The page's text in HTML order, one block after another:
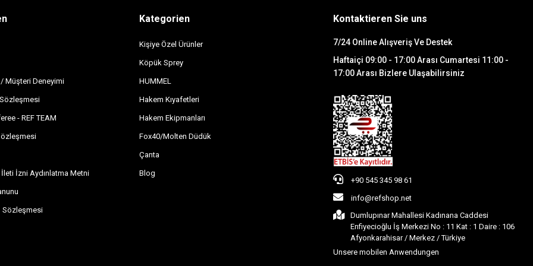
/ Müşteri Deneyimi
- REF TEAM
İzni Aydınlatma Metni
Sözleşmesi
Kategorien
Kişiye Özel Ürünler
Köpük Sprey
HUMMEL
Hakem Kıyafetleri
Hakem Ekipmanları
Fox40/Molten Düdük
Çanta
Blog
Kontaktieren Sie uns
7/24 Online Alışveriş Ve Destek
Haftaiçi 09:00 - 17:00 Arası Cumartesi 11:00 -
17:00 Arası Bizlere Ulaşabilirsiniz
+90 545 345 98 61
info@refshop.net
Dumlupınar Mahallesi Kadınana Caddesi
Enfiyecioğlu İş Merkezi No : 11 Kat : 1 Daire : 106
Afyonkarahisar / Merkez / Türkiye
Unsere mobilen Anwendungen